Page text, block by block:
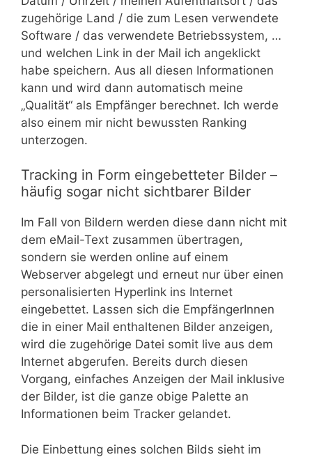
zugehörige Land / die zum Lesen verwendete
Software / das verwendete Betriebssystem, …
und welchen Link in der Mail ich angeklickt
habe speichern. Aus all diesen Informationen
kann und wird dann automatisch meine
„Qualität“ als Empfänger berechnet. Ich werde
also einem mir nicht bewussten Ranking
unterzogen.
Tracking in Form eingebetteter Bilder –
häufig sogar nicht sichtbarer Bilder
Im Fall von Bildern werden diese dann nicht mit
dem eMail-Text zusammen übertragen,
sondern sie werden online auf einem
Webserver abgelegt und erneut nur über einen
personalisierten Hyperlink ins Internet
eingebettet. Lassen sich die EmpfängerInnen
die in einer Mail enthaltenen Bilder anzeigen,
wird die zugehörige Datei somit live aus dem
Internet abgerufen. Bereits durch diesen
Vorgang, einfaches Anzeigen der Mail inklusive
der Bilder, ist die ganze obige Palette an
Informationen beim Tracker gelandet.
Die Einbettung eines solchen Bilds sieht im